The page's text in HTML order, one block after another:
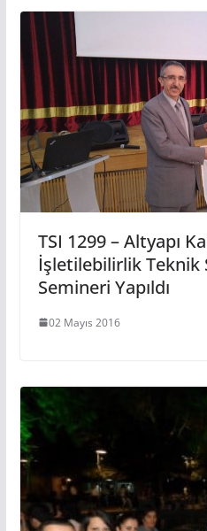
TSI 1299 – Altyapı
İşletilebilirlik Teknik
Semineri Yapıldı
02 Mayıs 2016